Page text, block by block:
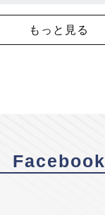
もっと見る
Facebook